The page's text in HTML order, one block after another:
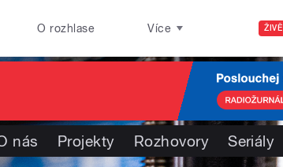
ŽIVĚ
O rozhlase Více
nás Projekty Rozhovory Seriály